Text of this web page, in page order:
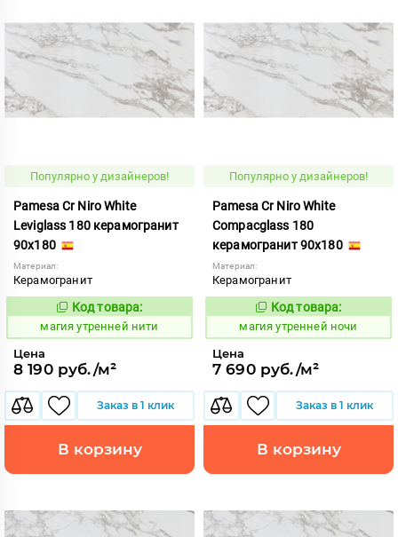
Популярно у дизайнеров!
Pamesa Cr Niro White
Leviglass 180 керамогранит
90x180
Материал:
Керамогранит
919935
Код товара:
магия утренней нити
Цена
8 190 руб./м²
Заказ в 1 клик
В корзину
Популярно у дизайнеров!
Pamesa Cr Niro White
Compacglass 180
керамогранит 90x180
Материал:
Керамогранит
919936
Код товара:
магия утренней ночи
Цена
7 690 руб./м²
Заказ в 1 клик
В корзину